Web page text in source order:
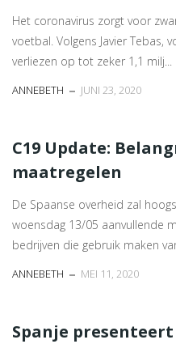
Het coronavirus zorgt voor
voetbal. Volgens Javier Tebas,
verliezen op tot zeker 1,1 milj...
ANNEBETH JUNI 23, 2020
C19 Update:
maatregelen
De Spaanse overheid zal
woensdag 13/05 aanvullende
bedrijven die gebruik maken
ANNEBETH MEI 11, 2020
Spanje